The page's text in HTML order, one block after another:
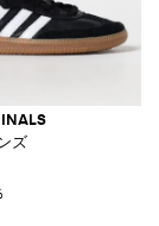
ズ